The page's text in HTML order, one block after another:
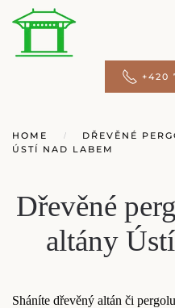
+420
HOME
DŘEVĚNÉ
ÚSTÍ NAD LABEM
Dřevěné
altány
Sháníte dřevěný altán či